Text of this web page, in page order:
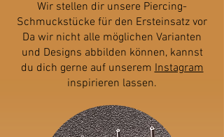
Wir stellen dir unsere Piercing-
Schmuckstücke für den Ersteinsatz vor
Da wir nicht alle möglichen Varianten
und Designs abbilden können, kannst
du dich gerne auf unseremInstagram
inspirieren lassen.